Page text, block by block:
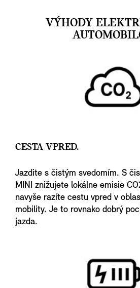
VÝHODY
CESTA VPRED.
Jazdite s čistým svedomím. S
MINI znižujete lokálne emisie
navyše razíte cestu vpred v
mobility. Je to rovnako dobrý
jazda.